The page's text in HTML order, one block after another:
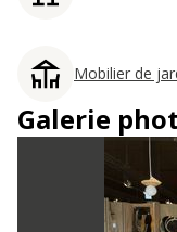
Mobilier de
Galerie